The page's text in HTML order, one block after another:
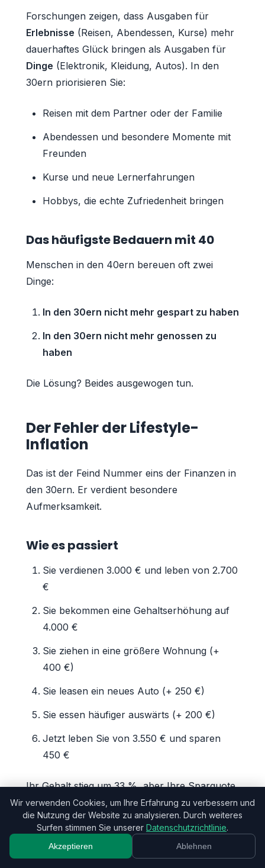
Forschungen zeigen, dass Ausgaben für
Erlebnisse (Reisen, Abendessen, Kurse) mehr
dauerhaftes Glück bringen als Ausgaben für
Dinge (Elektronik, Kleidung, Autos). In den
30ern priorisieren Sie:
Reisen mit dem Partner oder der Familie
Abendessen und besondere Momente mit
Freunden
Kurse und neue Lernerfahrungen
Hobbys, die echte Zufriedenheit bringen
Das häufigste Bedauern mit 40
Menschen in den 40ern bereuen oft zwei
Dinge:
In den 30ern nicht mehr gespart zu haben
In den 30ern nicht mehr genossen zu
haben
Die Lösung? Beides ausgewogen tun.
Der Fehler der Lifestyle-
Inflation
Das ist der Feind Nummer eins der Finanzen in
den 30ern. Er verdient besondere
Aufmerksamkeit.
Wie es passiert
Sie verdienen 3.000 € und leben von 2.700
€
Sie bekommen eine Gehaltserhöhung auf
4.000 €
Sie ziehen in eine größere Wohnung (+
400 €)
Sie leasen ein neues Auto (+ 250 €)
Sie essen häufiger auswärts (+ 200 €)
Jetzt leben Sie von 3.550 € und sparen
450 €
Ihr Gehalt stieg um 33 %, aber Ihre Sparquote
blieb fast gleich. Das ist Lifestyle-Inflation.
Wie Sie dagegen ankämpfen
Wir verwenden Cookies, um Ihre Erfahrung zu verbessern und
die Nutzung der Website zu analysieren. Durch weiteres
Surfen stimmen Sie unserer Datenschutzrichtlinie.
Akzeptieren Ablehnen